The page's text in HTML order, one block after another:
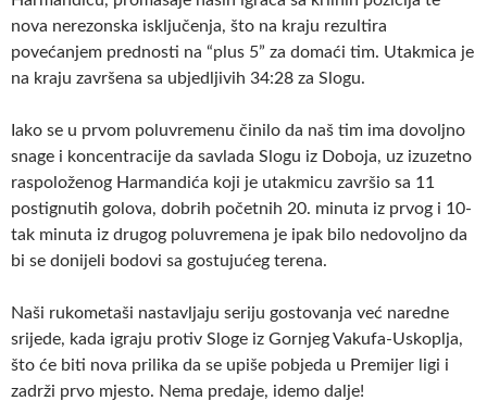
nova nerezonska isključenja, što na kraju rezultira
povećanjem prednosti na “plus 5” za domaći tim. Utakmica je
na kraju završena sa ubjedljivih 34:28 za Slogu.
Iako se u prvom poluvremenu činilo da naš tim ima dovoljno
snage i koncentracije da savlada Slogu iz Doboja, uz izuzetno
raspoloženog Harmandića koji je utakmicu završio sa 11
postignutih golova, dobrih početnih 20. minuta iz prvog i 10-
tak minuta iz drugog poluvremena je ipak bilo nedovoljno da
bi se donijeli bodovi sa gostujućeg terena.
Naši rukometaši nastavljaju seriju gostovanja već naredne
srijede, kada igraju protiv Sloge iz Gornjeg Vakufa-Uskoplja,
što će biti nova prilika da se upiše pobjeda u Premijer ligi i
zadrži prvo mjesto. Nema predaje, idemo dalje!